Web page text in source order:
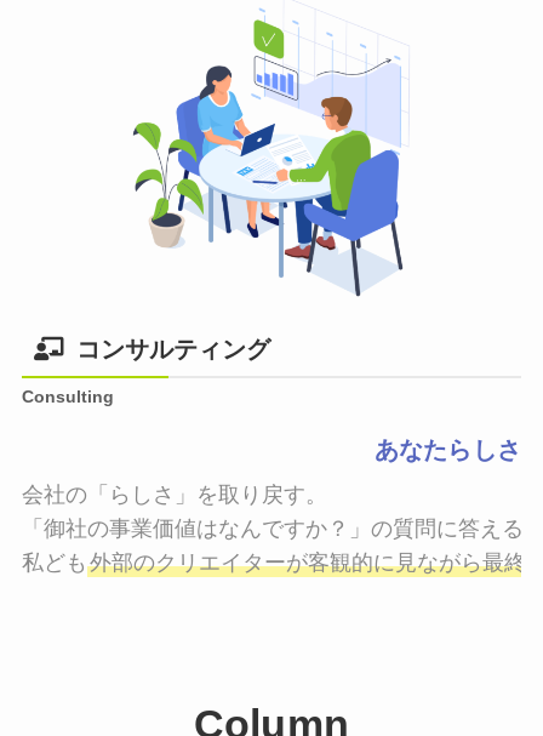
コンサルティング
Consulting
あなたらしさ
会社の「らしさ」を取り戻す。
「御社の事業価値はなんですか？」の質問に答える
私ども 外部のクリエイターが客観的に見ながら最終
Column